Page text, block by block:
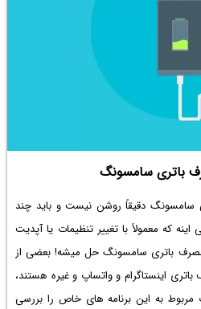
باتری سامسونگ
دقیقاً روشن نیست و باید چند
که معمولاً با تغییر تنظیمات یا آپدیت
باتری سامسونگ حل میشه! بعضی از
اینستاگرام و واتساپ و غیره هستند،
به این برنامه های خاص را بررسی